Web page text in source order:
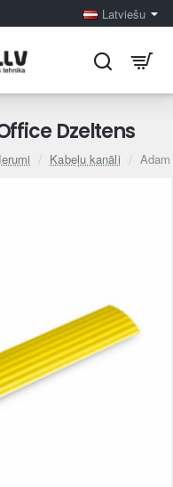
Latviešu
Dzeltens
Kabeļu kanāli